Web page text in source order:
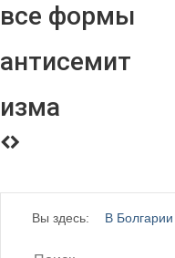
все формы
антисемит
изма
Вы здесь: В Болгарии